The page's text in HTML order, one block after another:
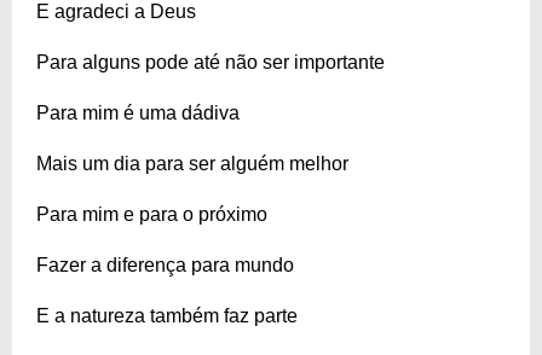
E agradeci a Deus
Para alguns pode até não ser importante
Para mim é uma dádiva
Mais um dia para ser alguém melhor
Para mim e para o próximo
Fazer a diferença para mundo
E a natureza também faz parte